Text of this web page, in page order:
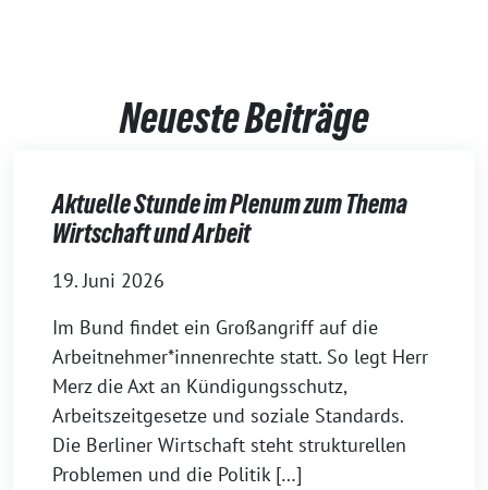
Neueste Beiträge
Aktuelle Stunde im Plenum zum Thema
Wirtschaft und Arbeit
19. Juni 2026
Im Bund findet ein Großangriff auf die
Arbeitnehmer*innenrechte statt. So legt Herr
Merz die Axt an Kündigungsschutz,
Arbeitszeitgesetze und soziale Standards.
Die Berliner Wirtschaft steht strukturellen
Problemen und die Politik […]